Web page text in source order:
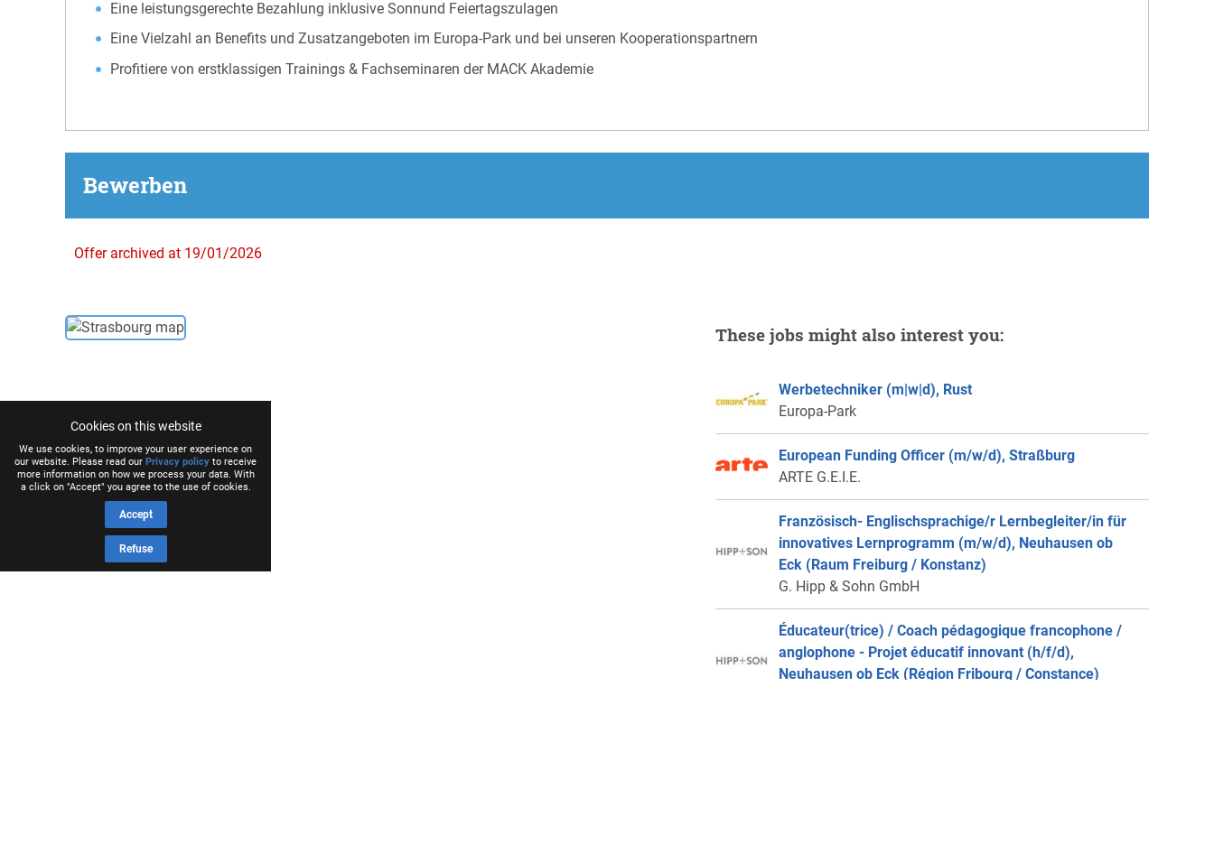
Eine leistungsgerechte Bezahlung inklusive Sonnund Feiertagszulagen
Eine Vielzahl an Benefits und Zusatzangeboten im Europa-Park und bei unseren Kooperationspartnern
Profitiere von erstklassigen Trainings & Fachseminaren der MACK Akademie
Bewerben
Offer archived at 19/01/2026
These jobs might also interest you:
Werbetechniker (m|w|d), Rust
Europa-Park
European Funding Officer (m/w/d), Straßburg
ARTE G.E.I.E.
Französisch- Englischsprachige/r Lernbegleiter/in für
innovatives Lernprogramm (m/w/d), Neuhausen ob
Eck (Raum Freiburg / Konstanz)
G. Hipp & Sohn GmbH
Éducateur(trice) / Coach pédagogique francophone /
anglophone - Projet éducatif innovant (h/f/d),
Neuhausen ob Eck (Région Fribourg / Constance)
Cookies on this website
We use cookies, to improve your user experience on
our website. Please read our Privacy policy to receive
more information on how we process your data. With
a click on "Accept" you agree to the use of cookies.
Accept
Refuse